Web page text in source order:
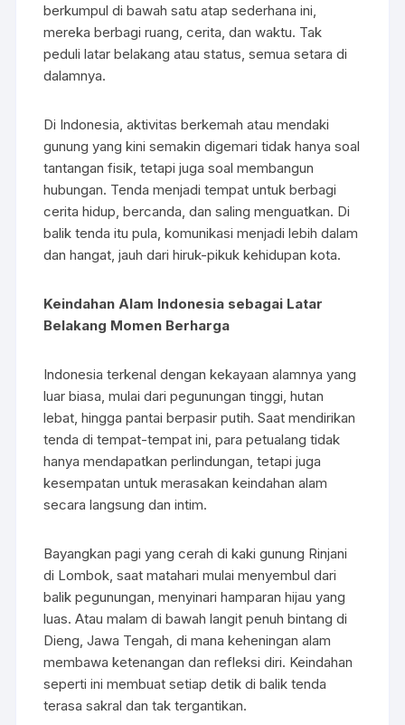
berkumpul di bawah satu atap sederhana ini,
mereka berbagi ruang, cerita, dan waktu. Tak
peduli latar belakang atau status, semua setara di
dalamnya.
Di Indonesia, aktivitas berkemah atau mendaki
gunung yang kini semakin digemari tidak hanya soal
tantangan fisik, tetapi juga soal membangun
hubungan. Tenda menjadi tempat untuk berbagi
cerita hidup, bercanda, dan saling menguatkan. Di
balik tenda itu pula, komunikasi menjadi lebih dalam
dan hangat, jauh dari hiruk-pikuk kehidupan kota.
Keindahan Alam Indonesia sebagai Latar
Belakang Momen Berharga
Indonesia terkenal dengan kekayaan alamnya yang
luar biasa, mulai dari pegunungan tinggi, hutan
lebat, hingga pantai berpasir putih. Saat mendirikan
tenda di tempat-tempat ini, para petualang tidak
hanya mendapatkan perlindungan, tetapi juga
kesempatan untuk merasakan keindahan alam
secara langsung dan intim.
Bayangkan pagi yang cerah di kaki gunung Rinjani
di Lombok, saat matahari mulai menyembul dari
balik pegunungan, menyinari hamparan hijau yang
luas. Atau malam di bawah langit penuh bintang di
Dieng, Jawa Tengah, di mana keheningan alam
membawa ketenangan dan refleksi diri. Keindahan
seperti ini membuat setiap detik di balik tenda
terasa sakral dan tak tergantikan.